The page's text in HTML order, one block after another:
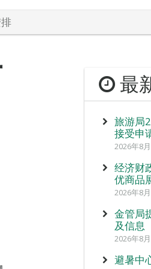
最
旅游局
接受申
2026年8
经济财
优商品
2026年8
金管局
及信息
2026年8
避暑中